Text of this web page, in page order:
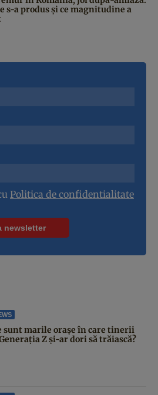
s-a produs și ce magnitudine a
Politica de confidentialitate
sunt marile orașe în care tinerii
Z și-ar dori să trăiască?